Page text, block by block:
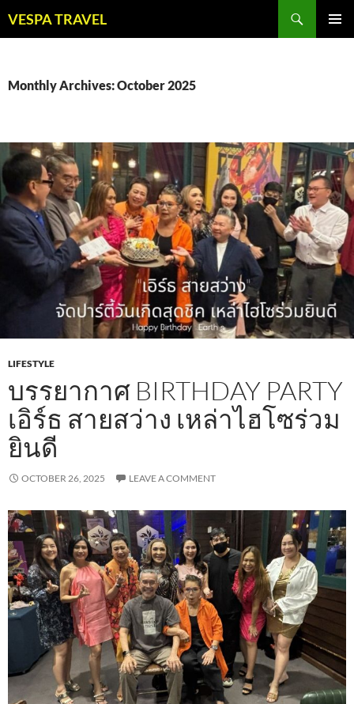
toVESPA TRAVEL
Monthly Archives: October 2025
LIFESTYLE
บรรยากาศ BIRTHDAY PARTY
เอิร์ธ สายสว่าง เหล่าไฮโซร่วม
ยินดี
OCTOBER 26, 2025 LEAVE A COMMENT